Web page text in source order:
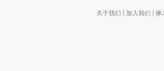
关于我们 加入我们 啄